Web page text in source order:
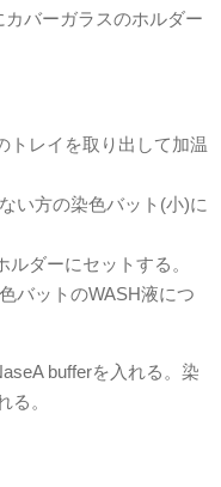
バーガラスのホルダー
トレイを取り出して加温
い方の染色バット(小)に
ダーにセットする。
バットのWASH液につ
bufferを入れる。染
。